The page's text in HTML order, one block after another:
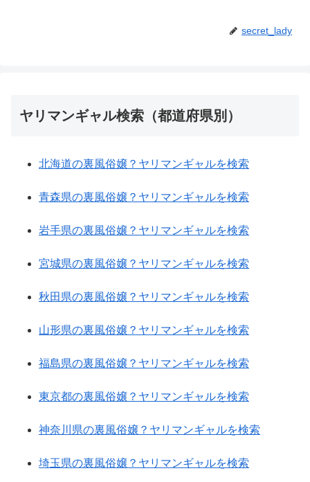
secret_lady
ヤリマンギャル検索（都道府県別）
北海道の裏風俗嬢？ヤリマンギャルを検索
青森県の裏風俗嬢？ヤリマンギャルを検索
岩手県の裏風俗嬢？ヤリマンギャルを検索
宮城県の裏風俗嬢？ヤリマンギャルを検索
秋田県の裏風俗嬢？ヤリマンギャルを検索
山形県の裏風俗嬢？ヤリマンギャルを検索
福島県の裏風俗嬢？ヤリマンギャルを検索
東京都の裏風俗嬢？ヤリマンギャルを検索
神奈川県の裏風俗嬢？ヤリマンギャルを検索
埼玉県の裏風俗嬢？ヤリマンギャルを検索